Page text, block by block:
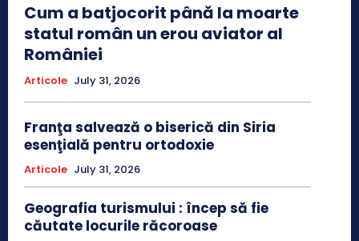
Cum a batjocorit până la moarte
statul român un erou aviator al
României
Articole July 31, 2026
Franţa salvează o biserică din Siria
esenţială pentru ortodoxie
Articole July 31, 2026
Geografia turismului : încep să fie
căutate locurile răcoroase